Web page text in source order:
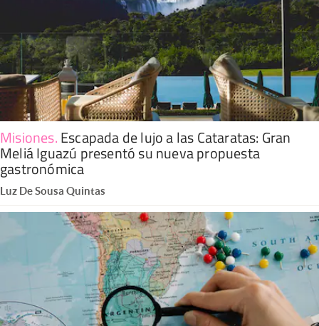
Misiones.Escapada de lujo a las Cataratas: Gran
Meliá Iguazú presentó su nueva propuesta
gastronómica
Luz De Sousa Quintas